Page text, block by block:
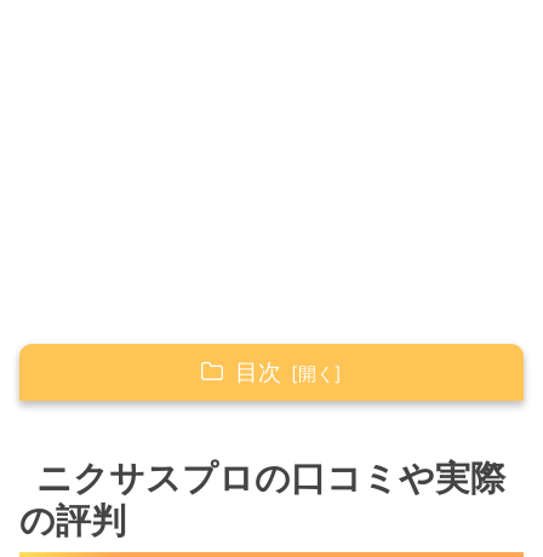
目次
ニクサスプロの使い方と驚くべきお肉の柔
らかさ
ニクサスプロの悪い評判やデメリットの真
ニクサスプロの口コミや実際
の評判